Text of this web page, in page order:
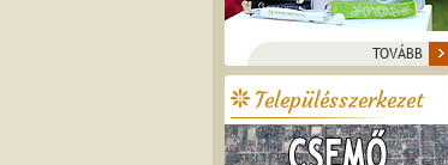
TOVÁBB
Településszerkezet